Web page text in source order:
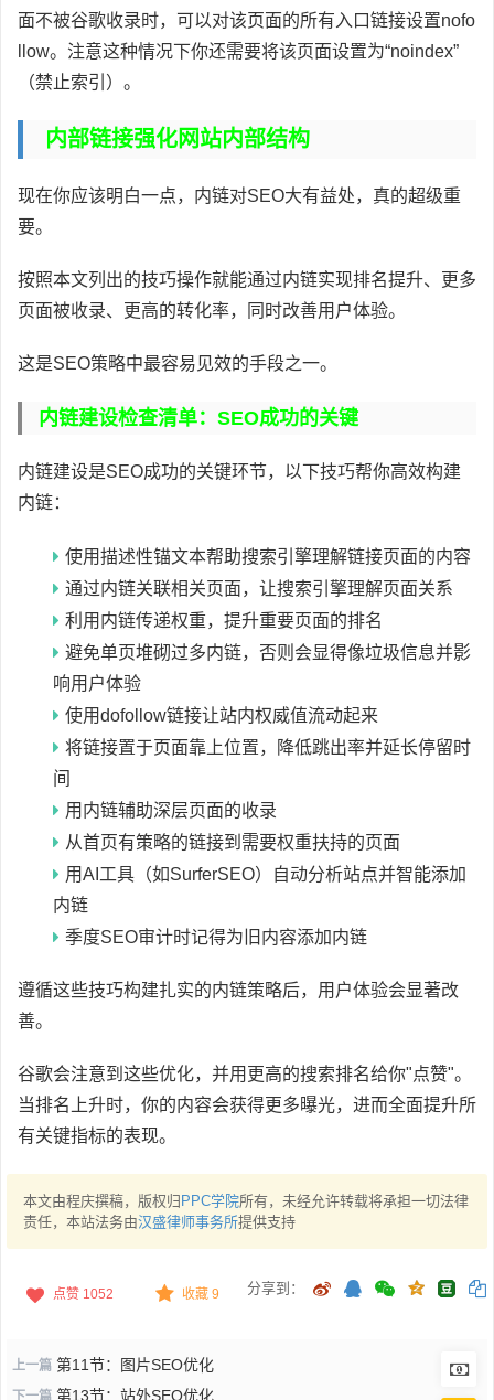
面不被谷歌收录时，可以对该页面的所有入口链接设置nofo
llow。注意这种情况下你还需要将该页面设置为“noindex”
（禁止索引）。
内部链接强化网站内部结构
现在你应该明白一点，内链对SEO大有益处，真的超级重
要。
按照本文列出的技巧操作就能通过内链实现排名提升、更多
页面被收录、更高的转化率，同时改善用户体验。
这是SEO策略中最容易见效的手段之一。
内链建设检查清单：SEO成功的关键
内链建设是SEO成功的关键环节，以下技巧帮你高效构建
内链：
使用描述性锚文本帮助搜索引擎理解链接页面的内容
通过内链关联相关页面，让搜索引擎理解页面关系
利用内链传递权重，提升重要页面的排名
避免单页堆砌过多内链，否则会显得像垃圾信息并影
响用户体验
使用dofollow链接让站内权威值流动起来
将链接置于页面靠上位置，降低跳出率并延长停留时
间
用内链辅助深层页面的收录
从首页有策略的链接到需要权重扶持的页面
用AI工具（如SurferSEO）自动分析站点并智能添加
内链
季度SEO审计时记得为旧内容添加内链
遵循这些技巧构建扎实的内链策略后，用户体验会显著改
善。
谷歌会注意到这些优化，并用更高的搜索排名给你"点赞"。
当排名上升时，你的内容会获得更多曝光，进而全面提升所
有关键指标的表现。
本文由程庆撰稿，版权归PPC学院所有，未经允许转载将承担一切法律
责任，本站法务由汉盛律师事务所提供支持
点赞 1052 收藏 9 分享到：
上一篇 第11节：图片SEO优化
下一篇 第13节：站外SEO优化